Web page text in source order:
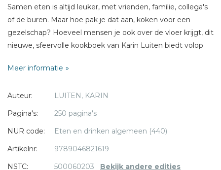
Samen eten is altijd leuker, met vrienden, familie, collega's
of de buren. Maar hoe pak je dat aan, koken voor een
gezelschap? Hoeveel mensen je ook over de vloer krijgt, dit
nieuwe, sfeervolle kookboek van Karin Luiten biedt volop
kleurrijke, vrolijke gerechten zijn ideaal om met elkaar te
meenemen? Ook geen punt.
van verse ingrediënten en goed verkrijgbare producten uit
de supermarkt. Een spontane zomerpicknick in het park,
Meer informatie
Auteur:
LUITEN, KARIN
Pagina's:
250 pagina's
NUR code:
Eten en drinken algemeen (440)
Artikelnr:
9789046821619
NSTC:
500060203 Bekijk andere edities